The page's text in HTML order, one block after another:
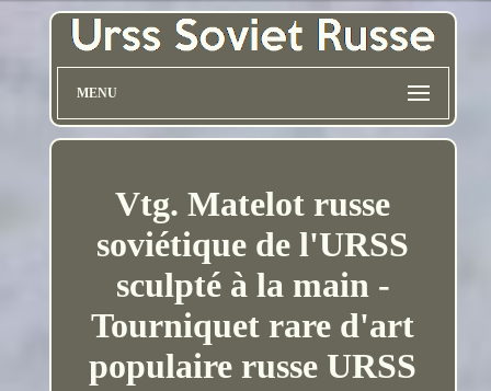
MENU
Vtg. Matelot russe
soviétique de l'URSS
sculpté à la main -
Tourniquet rare d'art
populaire russe URSS